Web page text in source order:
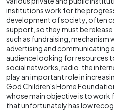
institutions work for the
development of society, often
support, so they must be
such as fundraising,
advertising and
audience looking for resources
social networks, radio, the
play an important role in
God Children's Home
whose main objective is to work
that unfortunately has low